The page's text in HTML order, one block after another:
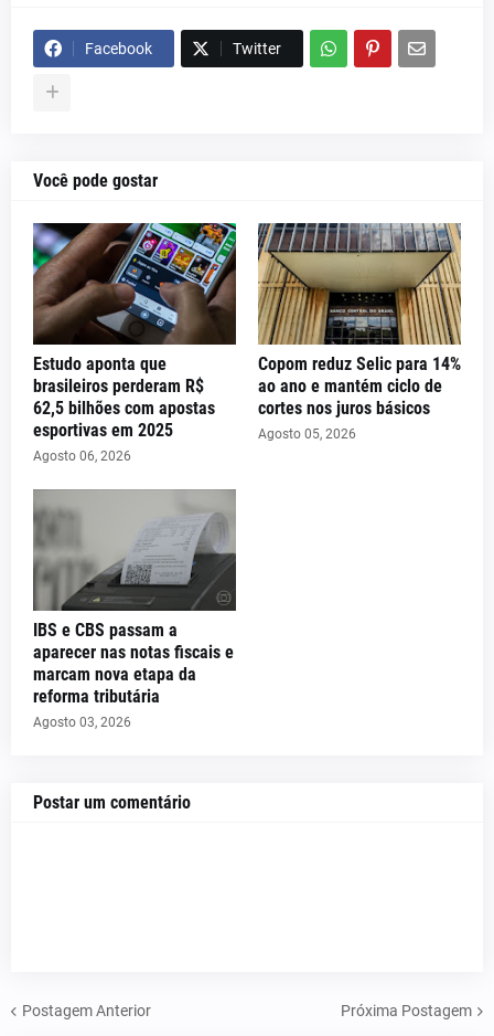
Facebook Twitter
Você pode gostar
Estudo aponta que
brasileiros perderam R$
62,5 bilhões com apostas
esportivas em 2025
Agosto 06, 2026
Copom reduz Selic para 14%
ao ano e mantém ciclo de
cortes nos juros básicos
Agosto 05, 2026
IBS e CBS passam a
aparecer nas notas fiscais e
marcam nova etapa da
reforma tributária
Agosto 03, 2026
Postar um comentário
Postagem Anterior Próxima Postagem